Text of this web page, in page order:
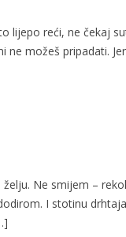
lijepo reći, ne čekaj
možeš pripadati.
Ne smijem –
I stotinu